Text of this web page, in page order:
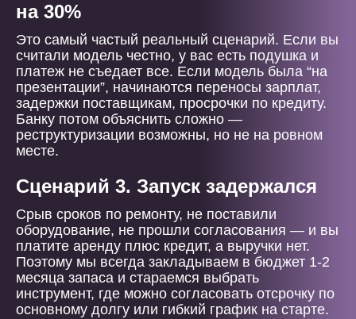
на 30%
Это самый частый реальный сценарий. Если вы
считали модель честно, у вас есть подушка и
платеж не съедает все. Если модель была “на
презентации”, начинаются переносы зарплат,
задержки поставщикам, просрочки по кредиту.
Банку потом объяснить сложно —
реструктуризации возможны, но не на ровном
месте.
Сценарий 3. Запуск задержался
Срыв сроков по ремонту, не поставили
оборудование, не прошли согласования — и вы
платите аренду плюс кредит, а выручки нет.
Поэтому мы всегда закладываем в бюджет 1-2
месяца запаса и стараемся выбрать
инструмент, где можно согласовать отсрочку по
основному долгу или гибкий график на старте.